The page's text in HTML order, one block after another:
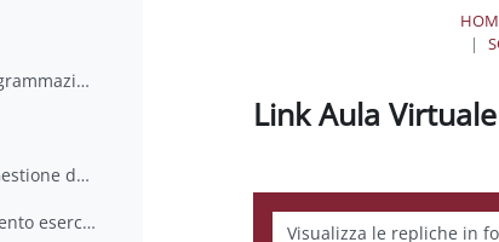
File temporaneo programmazione
Materiale Esercizio Gestione della Produzione
Scheduling di rifermento esercizio
Link Aula
Modalità visualizzazione